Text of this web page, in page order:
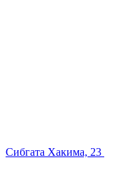
Сибгата Хакима, 23